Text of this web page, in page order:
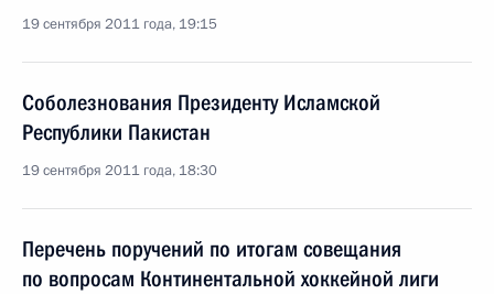
19 сентября 2011 года, 19:15
Соболезнования Президенту Исламской
Республики Пакистан
19 сентября 2011 года, 18:30
Перечень поручений по итогам совещания
по вопросам Континентальной хоккейной лиги